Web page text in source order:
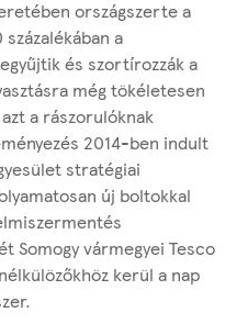
országszerte a
a
és szortírozzák a
még tökéletesen
a rászorulóknak
2014-ben indult
stratégiai
új boltokkal
Somogy vármegyei Tesco
kerül a nap